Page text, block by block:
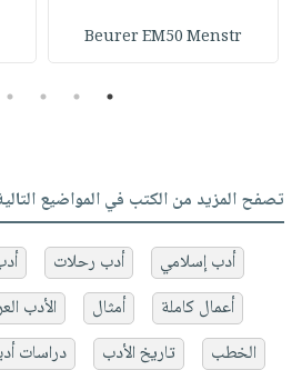
Beurer EM50 Menstr
1
2
3
4
تصفح المزيد من الكتب في المواضيع
أدب إسلامي أدب رحلات
أعمال كاملة
أمثال الأدب
الخطب
تاريخ الأدب دراسات